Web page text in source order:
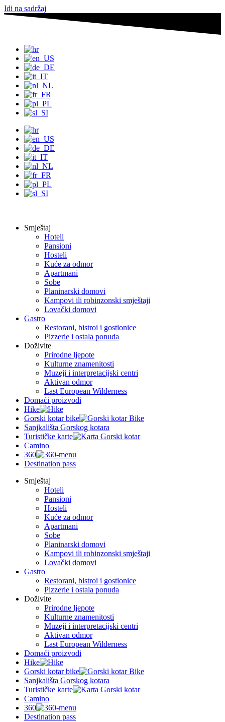
Idi na sadržaj
Smještaj
Hoteli
Pansioni
Hosteli
Kuće za odmor
Apartmani
Sobe
Planinarski domovi
Kampovi ili robinzonski smještaji
Lovački domovi
Gastro
Restorani, bistroi i gostionice
Pizzerie i ostala ponuda
Doživite
Prirodne ljepote
Kulturne znamenitosti
Muzeji i interpretacijski centri
Aktivan odmor
Last European Wilderness
Domaći proizvodi
Hike
Gorski kotar bike
Sanjkališta Gorskog kotara
Turističke karte
Camino
360
Destination pass
Smještaj
Hoteli
Pansioni
Hosteli
Kuće za odmor
Apartmani
Sobe
Planinarski domovi
Kampovi ili robinzonski smještaji
Lovački domovi
Gastro
Restorani, bistroi i gostionice
Pizzerie i ostala ponuda
Doživite
Prirodne ljepote
Kulturne znamenitosti
Muzeji i interpretacijski centri
Aktivan odmor
Last European Wilderness
Domaći proizvodi
Hike
Gorski kotar bike
Sanjkališta Gorskog kotara
Turističke karte
Camino
360
Destination pass